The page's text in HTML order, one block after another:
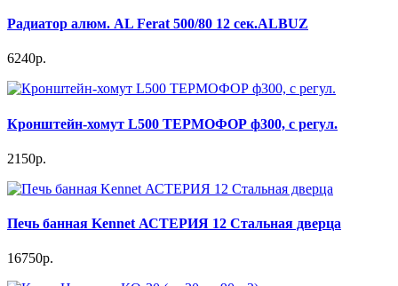
Радиатор алюм. AL Ferat 500/80 12 сек.ALBUZ
6240р.
Кронштейн-хомут L500 ТЕРМОФОР ф300, с регул.
2150р.
Печь банная Kennet АСТЕРИЯ 12 Стальная дверца
16750р.